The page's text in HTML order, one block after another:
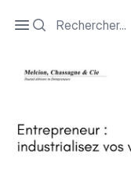
Open sidebar
Search